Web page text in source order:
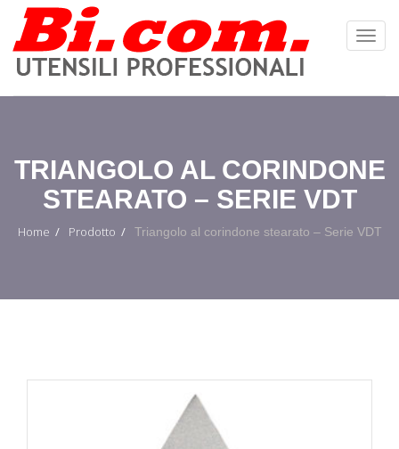
TRIANGOLO AL CORINDONE
STEARATO – SERIE VDT
Home Prodotto Triangolo al corindone stearato – Serie VDT